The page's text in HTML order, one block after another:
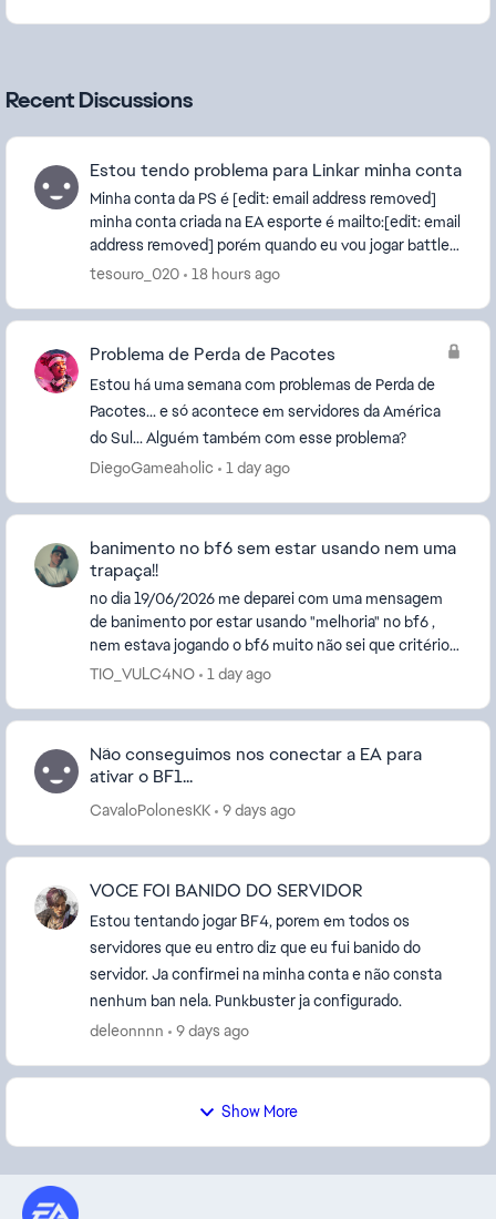
Recent Discussions
Estou tendo problema para Linkar minha conta
Minha conta da PS é [edit: email address removed]
minha conta criada na EA esporte é mailto:[edit: email
address removed] porém quando eu vou jogar battle
ou Fifa aparece pedindo uma confirmação em...
tesouro_020 18 hours ago
Problema de Perda de Pacotes
Estou há uma semana com problemas de Perda de
Pacotes... e só acontece em servidores da América
do Sul... Alguém também com esse problema?
DiegoGameaholic
1 day ago
banimento no bf6 sem estar usando nem uma
trapaça!!
no dia 19/06/2026 me deparei com uma mensagem
de banimento por estar usando "melhoria" no bf6 ,
nem estava jogando o bf6 muito não sei que critério
eles usam mais sou um jogador como devo ate ter
TIO_VULC4NO 1 day ago
Não conseguimos nos conectar a EA para
ativar o BF1...
CavaloPolonesKK 9 days ago
VOCE FOI BANIDO DO SERVIDOR
Estou tentando jogar BF4, porem em todos os
servidores que eu entro diz que eu fui banido do
servidor. Ja confirmei na minha conta e não consta
nenhum ban nela. Punkbuster ja configurado.
deleonnnn
9 days ago
Show More